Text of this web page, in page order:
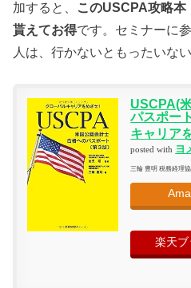
加すると、 このUSCPA攻略
貰えてお得です。セミナーに
人は、行かないともったいない
USCPA(
パスポー
キャリア
posted with ヨ
三輪 豊明 税務経理協
楽天ブ